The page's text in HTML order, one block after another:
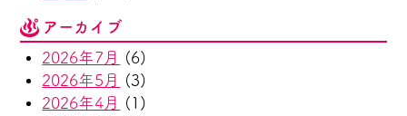
アーカイブ
2026年7月
(6)
2026年5月
(3)
2026年4月
(1)